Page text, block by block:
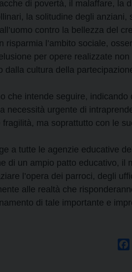
di povertà, il malaffare, la
la solitudine degli anziani,
contro la bellezza del
risparmia l’ambito sociale,
per opere realizzate
dalla cultura della
che intende seguire, indicando
necessità urgente di
fragilità, ma soprattutto con le
a tutte le agenzie educative
di un ampio patto educativo, il
l’opera dei parroci, degli
alle realtà che
di tale importante e